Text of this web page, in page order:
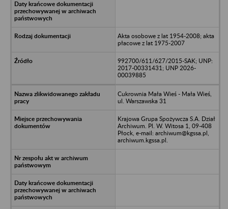
Akta osobowe z lat 1954-2008; akta
płacowe z lat 1975-2007
992700/611/627/2015-SAK; UNP:
2017-00331431; UNP 2026-
00039885
Cukrownia Mała Wieś - Mała Wieś,
ul. Warszawska 31
Krajowa Grupa Spożywcza S.A. Dział
Archiwum. Pl. W. Witosa 1, 09-408
Płock, e-mail: archiwum@kgssa.pl,
archiwum.kgssa.pl.